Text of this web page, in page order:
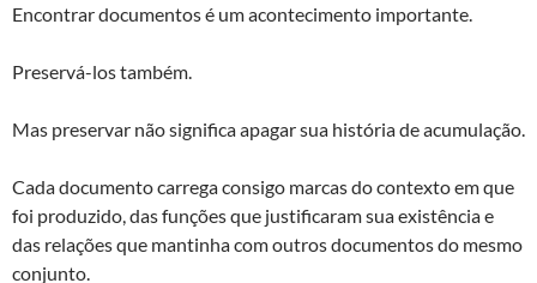
Encontrar documentos é um acontecimento importante.
Preservá-los também.
Mas preservar não significa apagar sua história de acumulação.
Cada documento carrega consigo marcas do contexto em que
foi produzido, das funções que justificaram sua existência e
das relações que mantinha com outros documentos do mesmo
conjunto.